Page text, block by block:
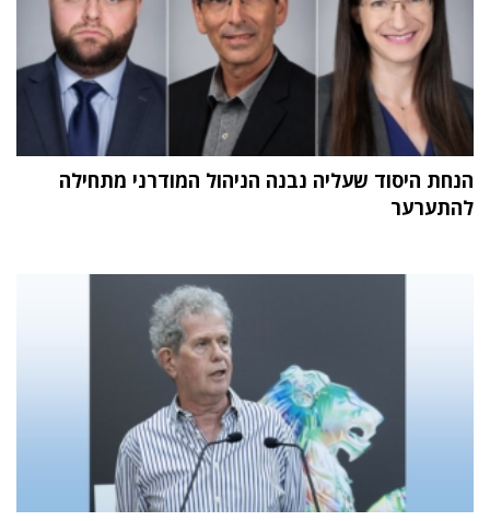
הנחת היסוד שעליה נבנה הניהול המודרני מתחילה
להתערער